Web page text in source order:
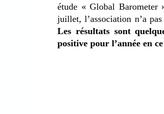
étude « Global Barometer
juillet, l’association n’a
Les résultats sont
positive pour l’année en